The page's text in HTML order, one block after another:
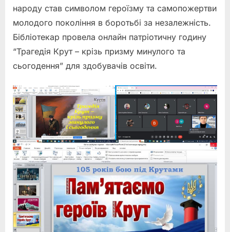
народу став символом героїзму та самопожертви
молодого покоління в боротьбі за незалежність.
Бібліотекар провела онлайн патріотичну годину
“Трагедія Крут – крізь призму минулого та
сьогодення” для здобувачів освіти.